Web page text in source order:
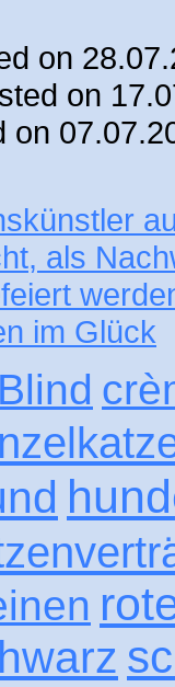
on
on
on
als
im Glück
Blind